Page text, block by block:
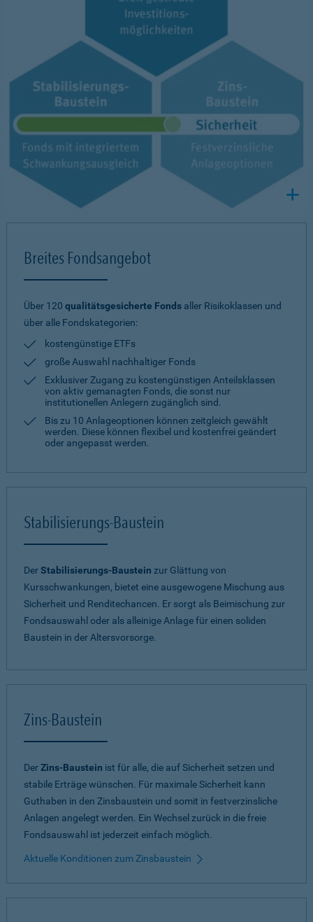
Breites Fondsangebot
Über 120 qualitätsgesicherte Fonds aller Risikoklassen und
über alle Fondskategorien:
kostengünstige ETFs
große Auswahl nachhaltiger Fonds
Exklusiver Zugang zu kostengünstigen Anteilsklassen
von aktiv gemanagten Fonds, die sonst nur
institutionellen Anlegern zugänglich sind.
Bis zu 10 Anlageoptionen können zeitgleich gewählt
werden. Diese können flexibel und kostenfrei geändert
oder angepasst werden.
Stabilisierungs-Baustein
DerStabilisierungs-Baustein zur Glättung von
Kursschwankungen, bietet eine ausgewogene Mischung aus
Sicherheit und Renditechancen. Er sorgt als Beimischung zur
Fondsauswahl oder als alleinige Anlage für einen soliden
Baustein in der Altersvorsorge.
Zins-Baustein
DerZins-Baustein ist für alle, die auf Sicherheit setzen und
stabile Erträge wünschen. Für maximale Sicherheit kann
Guthaben in den Zinsbaustein und somit in festverzinsliche
Anlagen angelegt werden. Ein Wechsel zurück in die freie
Fondsauswahl ist jederzeit einfach möglich.
Aktuelle Konditionen zum Zinsbaustein